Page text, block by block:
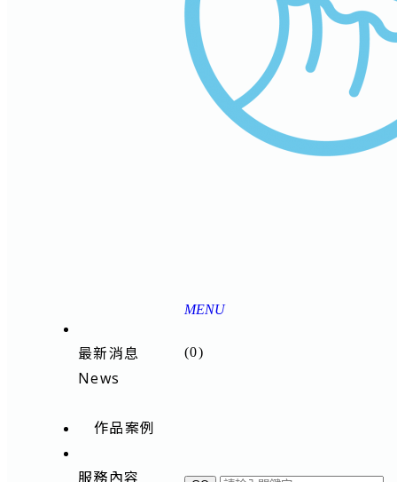
最新消息
News
作品案例
服務內容
MENU
(0)